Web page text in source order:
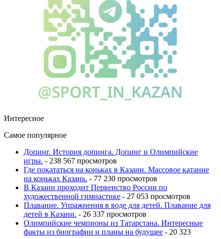
Интересное
Самое популярное
Допинг. История допинга. Допинг и Олимпийские
игры. - 238 567 просмотров
Где покататься на коньках в Казани. Массовое катание
на коньках Казань. - 77 230 просмотров
В Казани проходит Первенство России по
художественной гимнастике - 27 053 просмотров
Плавание. Упражнения в воде для детей. Плавание для
детей в Казани. - 26 337 просмотров
Олимпийские чемпионы из Татарстана. Интересные
факты из биографии и планы на будущее - 20 323